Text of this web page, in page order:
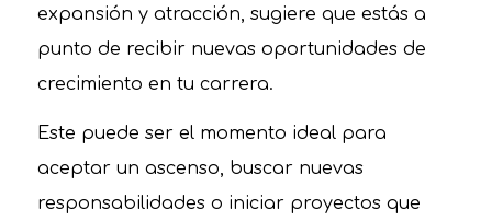
expansión y atracción, sugiere que estás a
punto de recibir nuevas oportunidades de
crecimiento en tu carrera.
Este puede ser el momento ideal para
aceptar un ascenso, buscar nuevas
responsabilidades o iniciar proyectos que